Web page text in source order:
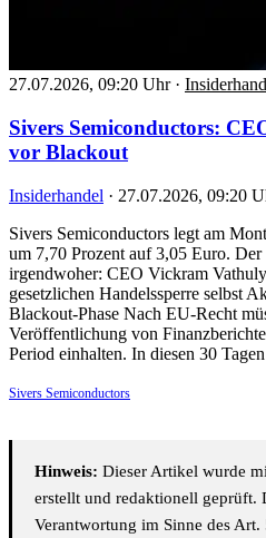
27.07.2026, 09:20 Uhr ·
Sivers Semiconductors:
vor Blackout
Insiderhandel · 27.07.2026, 09:20
Sivers Semiconductors legt am
um 7,70 Prozent auf 3,05 Euro.
irgendwoher: CEO Vickram
gesetzlichen Handelssperre selbst
Blackout-Phase Nach EU-Recht
Veröffentlichung von
Period einhalten. In diesen 30
Sivers Semiconductors
Hinweis: Dieser Artikel wurde
erstellt und redaktionell geprüft.
Verantwortung im Sinne des